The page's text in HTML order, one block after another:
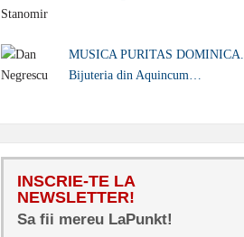
MUSICA PURITAS DOMINICA.
Bijuteria din Aquincum…
INSCRIE-TE LA
NEWSLETTER!
Sa fii mereu LaPunkt!